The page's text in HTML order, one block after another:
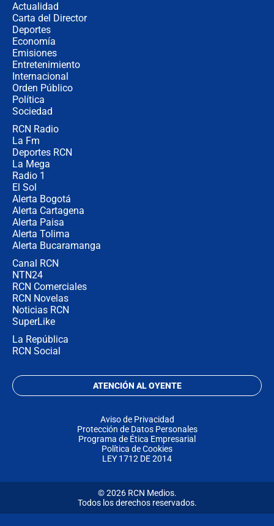
Actualidad
Carta del Director
Deportes
Economía
Emisiones
Entretenimiento
Internacional
Orden Público
Política
Sociedad
RCN Radio
La Fm
Deportes RCN
La Mega
Radio 1
El Sol
Alerta Bogotá
Alerta Cartagena
Alerta Paisa
Alerta Tolima
Alerta Bucaramanga
Canal RCN
NTN24
RCN Comerciales
RCN Novelas
Noticias RCN
SuperLike
La República
RCN Social
ATENCIÓN AL OYENTE
Aviso de Privacidad
Protección de Datos Personales
Programa de Ética Empresarial
Política de Cookies
LEY 1712 DE 2014
© 2026 RCN Medios.
Todos los derechos reservados.